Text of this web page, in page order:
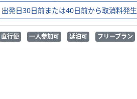
出発日30日前または40日前から取消料発生
直行便 一人参加可 延泊可 フリープラン